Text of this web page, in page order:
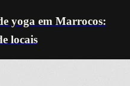
yoga em Marrocos:
locais